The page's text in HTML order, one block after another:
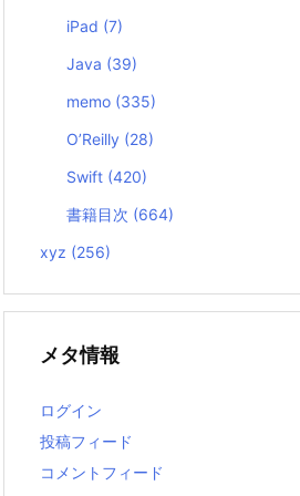
iPad (7)
Java (39)
memo (335)
O’Reilly (28)
Swift (420)
書籍目次 (664)
xyz (256)
メタ情報
ログイン
投稿フィード
コメントフィード